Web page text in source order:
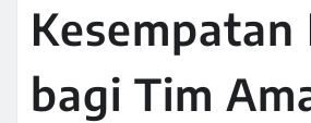
Kesempatan
bagi Tim